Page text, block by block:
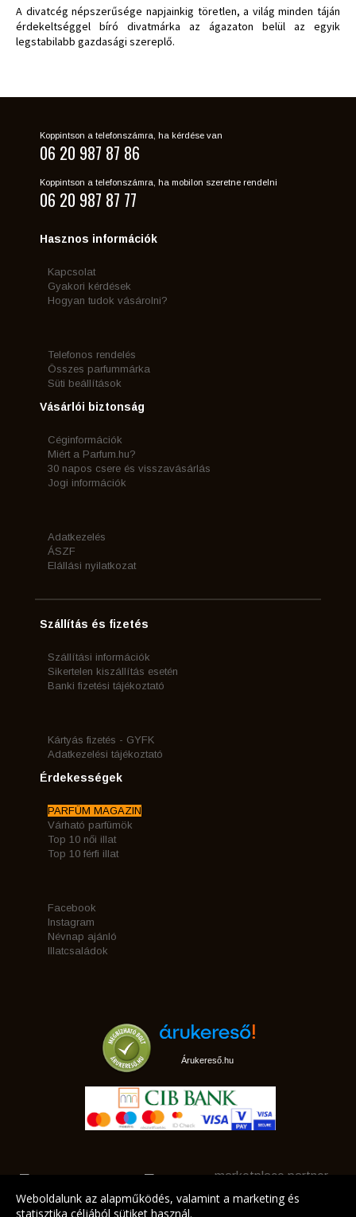
A divatcég népszerűsége napjainkig töretlen, a világ minden táján
érdekeltséggel bíró divatmárka az ágazaton belül az egyik
legstabilabb gazdasági szereplő.
Koppintson a telefonszámra, ha kérdése van
06 20 987 87 86
Koppintson a telefonszámra, ha mobilon szeretne rendelni
06 20 987 87 77
Hasznos információk
Kapcsolat
Gyakori kérdések
Hogyan tudok vásárolni?
Telefonos rendelés
Összes parfummárka
Süti beállítások
Vásárlói biztonság
Céginformációk
Miért a Parfum.hu?
30 napos csere és visszavásárlás
Jogi információk
Adatkezelés
ÁSZF
Elállási nyilatkozat
Szállítás és fizetés
Szállítási információk
Sikertelen kiszállítás esetén
Banki fizetési tájékoztató
Kártyás fizetés - GYFK
Adatkezelési tájékoztató
Érdekességek
PARFÜM MAGAZIN
Várható parfümök
Top 10 női illat
Top 10 férfi illat
Facebook
Instagram
Névnap ajánló
Illatcsaládok
Árukereső.hu
marketplace partner
Weboldalunk az alapműködés, valamint a marketing és
statisztika céljából sütiket használ.